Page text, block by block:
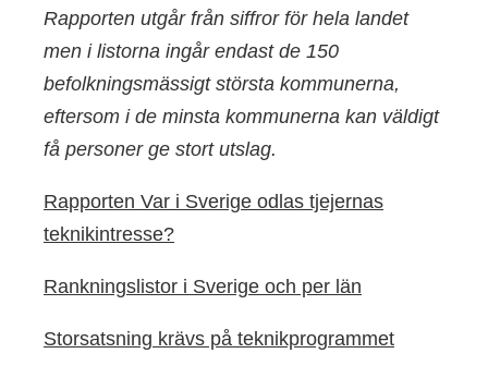
Rapporten utgår från siffror för hela landet
men i listorna ingår endast de 150
befolkningsmässigt största kommunerna,
eftersom i de minsta kommunerna kan väldigt
få personer ge stort utslag.
Rapporten Var i Sverige odlas tjejernas
teknikintresse?
Rankningslistor i Sverige och per län
Storsatsning krävs på teknikprogrammet